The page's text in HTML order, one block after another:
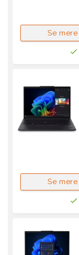
Se mere
Se mere